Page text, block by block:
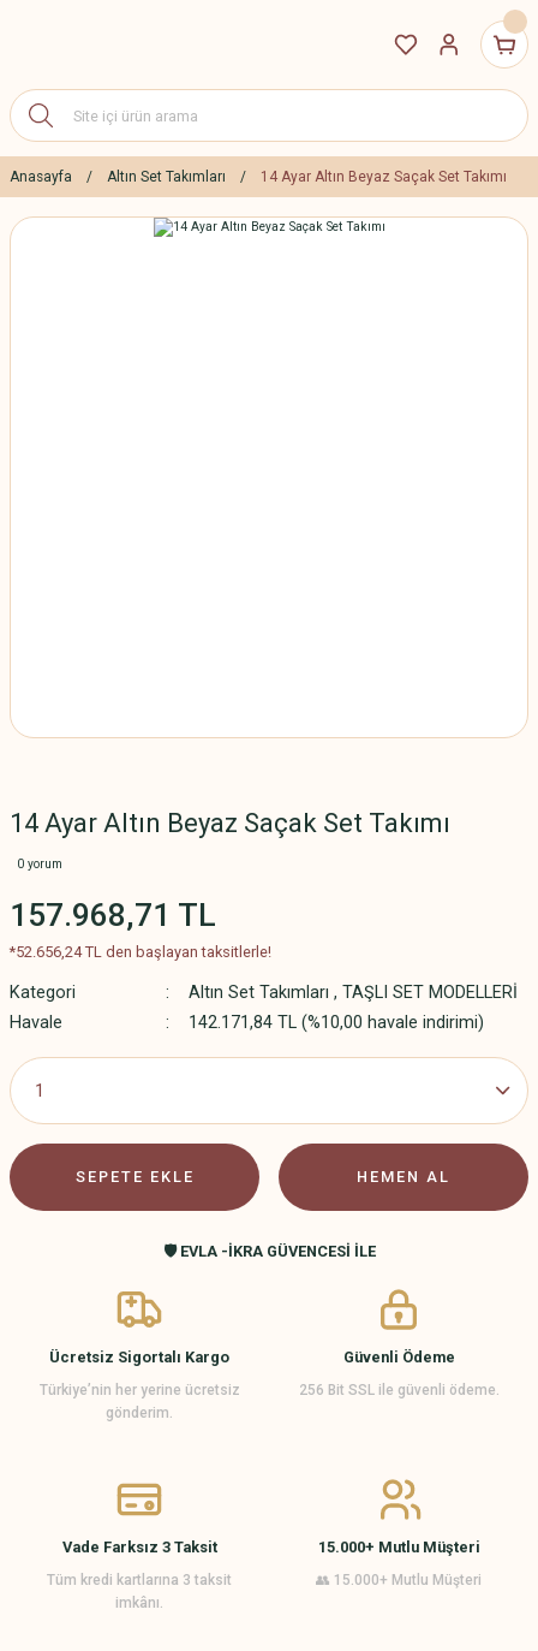
Anasayfa Altın Set Takımları 14 Ayar Altın Beyaz Saçak Set Takımı
14 Ayar Altın Beyaz Saçak Set Takımı
0 yorum
157.968,71 TL
*52.656,24 TL den başlayan taksitlerle!
Kategori Altın Set Takımları , TAŞLI SET MODELLERİ
Havale
142.171,84 TL (%10,00 havale indirimi)
SEPETE EKLE HEMEN AL
🛡️ EVLA -İKRA GÜVENCESİ İLE
Ücretsiz Sigortalı Kargo
Türkiye’nin her yerine ücretsiz
gönderim.
Güvenli Ödeme
256 Bit SSL ile güvenli ödeme.
Vade Farksız 3 Taksit
Tüm kredi kartlarına 3 taksit
imkânı.
15.000+ Mutlu Müşteri
👥 15.000+ Mutlu Müşteri